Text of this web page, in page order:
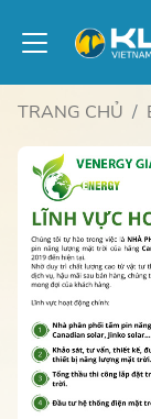
TRANG CHỦ